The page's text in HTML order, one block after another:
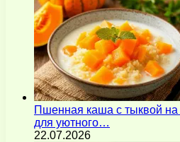
Пшенная каша с тыквой на
для уютного…
22.07.2026